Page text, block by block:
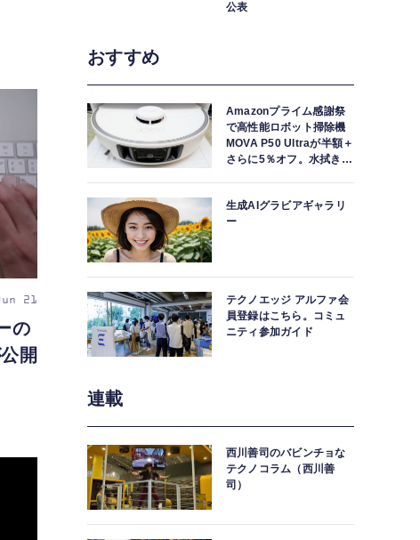
21
の
開
公表
おすすめ
Amazonプライム感謝祭
で高性能ロボット掃除機
MOVA P50 Ultraが半額＋
さらに5％オフ。水拭きモ
生成AIグラビアギャラリ
ー
テクノエッジ アルファ会
員登録はこちら。コミュ
ニティ参加ガイド
連載
西川善司のバビンチョな
テクノコラム（西川善
司）